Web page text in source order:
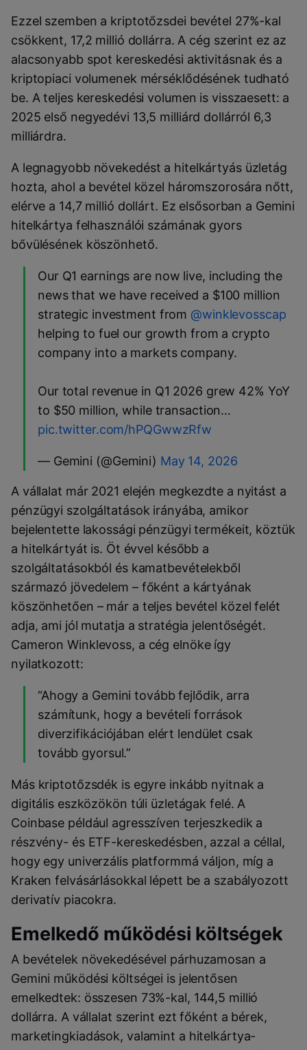
Ezzel szemben a kriptotőzsdei bevétel 27%-kal
csökkent, 17,2 millió dollárra. A cég szerint ez az
alacsonyabb spot kereskedési aktivitásnak és a
kriptopiaci volumenek mérséklődésének tudható
be. A teljes kereskedési volumen is visszaesett: a
2025 első negyedévi 13,5 milliárd dollárról 6,3
milliárdra.
A legnagyobb növekedést a hitelkártyás üzletág
hozta, ahol a bevétel közel háromszorosára nőtt,
elérve a 14,7 millió dollárt. Ez elsősorban a Gemini
hitelkártya felhasználói számának gyors
bővülésének köszönhető.
Our Q1 earnings are now live, including the
news that we have received a $100 million
strategic investment from @winklevosscap
helping to fuel our growth from a crypto
company into a markets company.
Our total revenue in Q1 2026 grew 42% YoY
to $50 million, while transaction…
pic.twitter.com/hPQGwwzRfw
— Gemini (@Gemini) May 14, 2026
A vállalat már 2021 elején megkezdte a nyitást a
pénzügyi szolgáltatások irányába, amikor
bejelentette lakossági pénzügyi termékeit, köztük
a hitelkártyát is. Öt évvel később a
szolgáltatásokból és kamatbevételekből
származó jövedelem – főként a kártyának
köszönhetően – már a teljes bevétel közel felét
adja, ami jól mutatja a stratégia jelentőségét.
Cameron Winklevoss, a cég elnöke így
nyilatkozott:
“Ahogy a Gemini tovább fejlődik, arra
számítunk, hogy a bevételi források
diverzifikációjában elért lendület csak
tovább gyorsul.”
Más kriptotőzsdék is egyre inkább nyitnak a
digitális eszközökön túli üzletágak felé. A
Coinbase például agresszíven terjeszkedik a
részvény- és ETF-kereskedésben, azzal a céllal,
hogy egy univerzális platformmá váljon, míg a
Kraken felvásárlásokkal lépett be a szabályozott
derivatív piacokra.
Emelkedő működési költségek
A bevételek növekedésével párhuzamosan a
Gemini működési költségei is jelentősen
emelkedtek: összesen 73%-kal, 144,5 millió
dollárra. A vállalat szerint ezt főként a bérek,
marketingkiadások, valamint a hitelkártya-